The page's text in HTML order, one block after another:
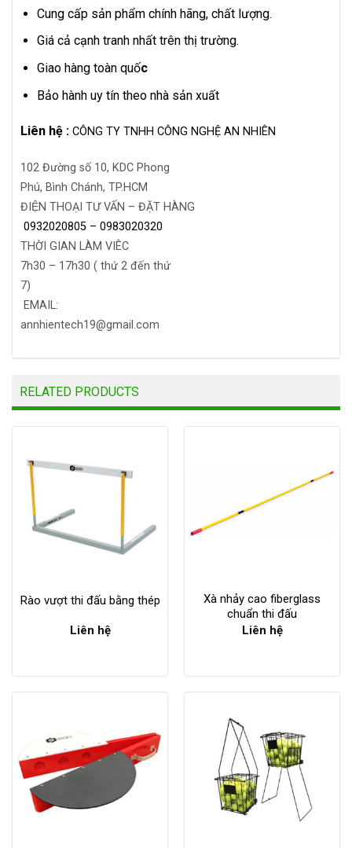
Cung cấp sản phẩm chính hãng, chất lượng.
Giá cả cạnh tranh nhất trên thị trường.
Giao hàng toàn quốc
Bảo hành uy tín theo nhà sản xuất
Liên hệ : CÔNG TY TNHH CÔNG NGHỆ AN NHIÊN
102 Đường số 10, KDC Phong
Phú, Bình Chánh, TP.HCM
ĐIỆN THOẠI TƯ VẤN – ĐẶT HÀNG
0932020805 – 0983020320
THỜI GIAN LÀM VIÊC
7h30 – 17h30 ( thứ 2 đến thứ
7)
EMAIL:
annhientech19@gmail.com
RELATED PRODUCTS
Rào vượt thi đấu bằng thép
Liên hệ
Xà nhảy cao fiberglass
chuẩn thi đấu
Liên hệ